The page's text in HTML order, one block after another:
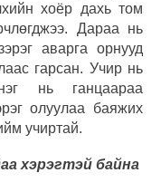
хоёр дахь том
Дараа нь
аварга орнууд
гарсан. Учир нь
нь ганцаараа
олуулаа баяжих
учиртай.
хэрэгтэй байна